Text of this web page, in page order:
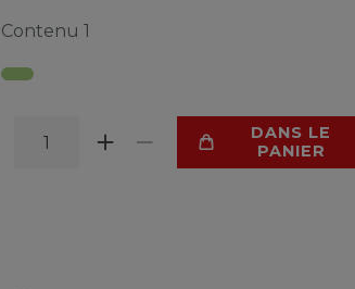
Contenu 1
DANS LE
PANIER